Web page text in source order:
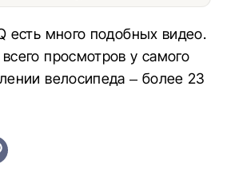
есть много подобных видео.
просмотров у самого
велосипеда – более 23